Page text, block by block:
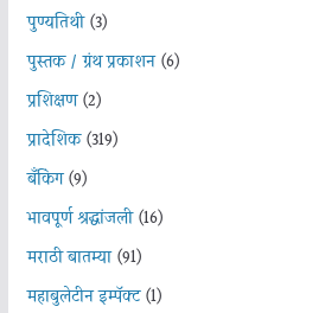
पुण्यतिथी(3)
पुस्तक / ग्रंथ प्रकाशन(6)
प्रशिक्षण(2)
प्रादेशिक(319)
बँकिंग(9)
भावपूर्ण श्रद्धांजली(16)
मराठी बातम्या(91)
महाबुलेटीन इम्पॅक्ट(1)